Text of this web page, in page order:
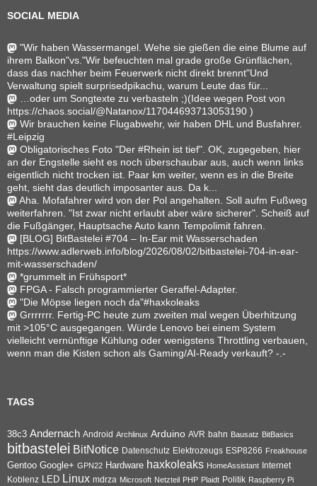
SOCIAL MEDIA
"Wir haben Wassermangel. Wehe sie gießen die eine Blume auf
ihrem Balkon"vs."Wir befeuchten mal grade große Grünflächen,
dass das nachher beim Feuerwerk nicht direkt brennt"Und
Verwaltung spielt surprisedpikachu, warum Leute das für...
…oder um Songtexte zu verbasteln ;)(Idee wegen Post von
https://chaos.social/@Natanox/117044693713053190 )
Wir brauchen keine Flugabwehr, wir haben DHL und Busfahrer.
#Leipzig
Obligatorisches Foto "Der #Rhein ist tief". OK, zugegeben, hier
an der Engstelle sieht es noch überschaubar aus, auch wenn links
eigentlich nicht trocken ist. Paar km weiter, wenn es in die Breite
geht, sieht das deutlich imposanter aus. Da k...
Aha. Mofafahrer wird von der Pol angehalten. Soll aufm Fußweg
weiterfahren. "Ist zwar nicht erlaubt aber wäre sicherer". Scheiß auf
die Fußgänger, Hauptsache Auto kann Tempolimit fahren.
[BLOG] BitBastelei #704 – In-Ear mit Wasserschaden
https://www.adlerweb.info/blog/2026/08/02/bitbastelei-704-in-ear-
mit-wasserschaden/
*grummelt in Frühsport*
FPGA - Falsch programmierter Geraffel-Adapter.
"Die Möpse liegen noch da"#haxkoleaks
Grrrrrrr. Fertig-PC heute zum zweiten mal wegen Überhitzung
mit >105°C ausgegangen. Würde Lenovo bei einem System
vielleicht vernünftige Kühlung oder wenigstens Throttling verbauen,
wenn man die Kisten schon als Gaming/AI-Ready verkauft? -.-
TAGS
38c3 Andernach Android Archlinux Arduino AVR bahn Bausatz BitBasics
bitbastelei BitNotice Datenschutz Elektrozeugs ESP8266 Freakhouse
Gentoo Google+ GPN22 Hardware haxkoleaks HomeAssistant Internet
Koblenz LED Linux mdrza Microsoft Netzteil PHP Plaidt Politik Raspberry Pi